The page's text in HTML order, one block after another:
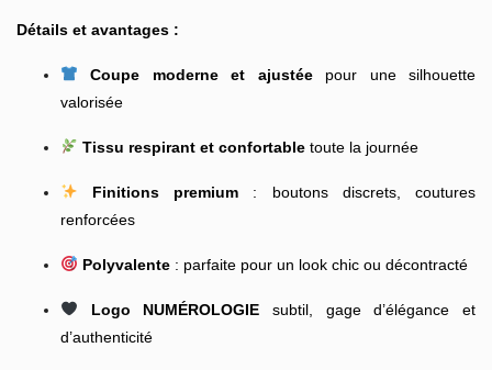
Détails et avantages :
Coupe moderne et ajustéepour une silhouette
valorisée
Tissu respirant et confortabletoute la journée
Finitions premium : boutons discrets, coutures
renforcées
Polyvalente: parfaite pour un look chic ou décontracté
Logo NUMÉROLOGIE subtil, gage d’élégance et
d’authenticité